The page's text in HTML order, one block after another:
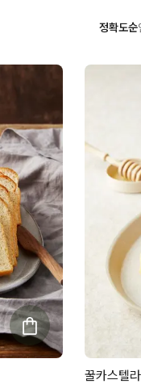
정확도순
꿀카스텔